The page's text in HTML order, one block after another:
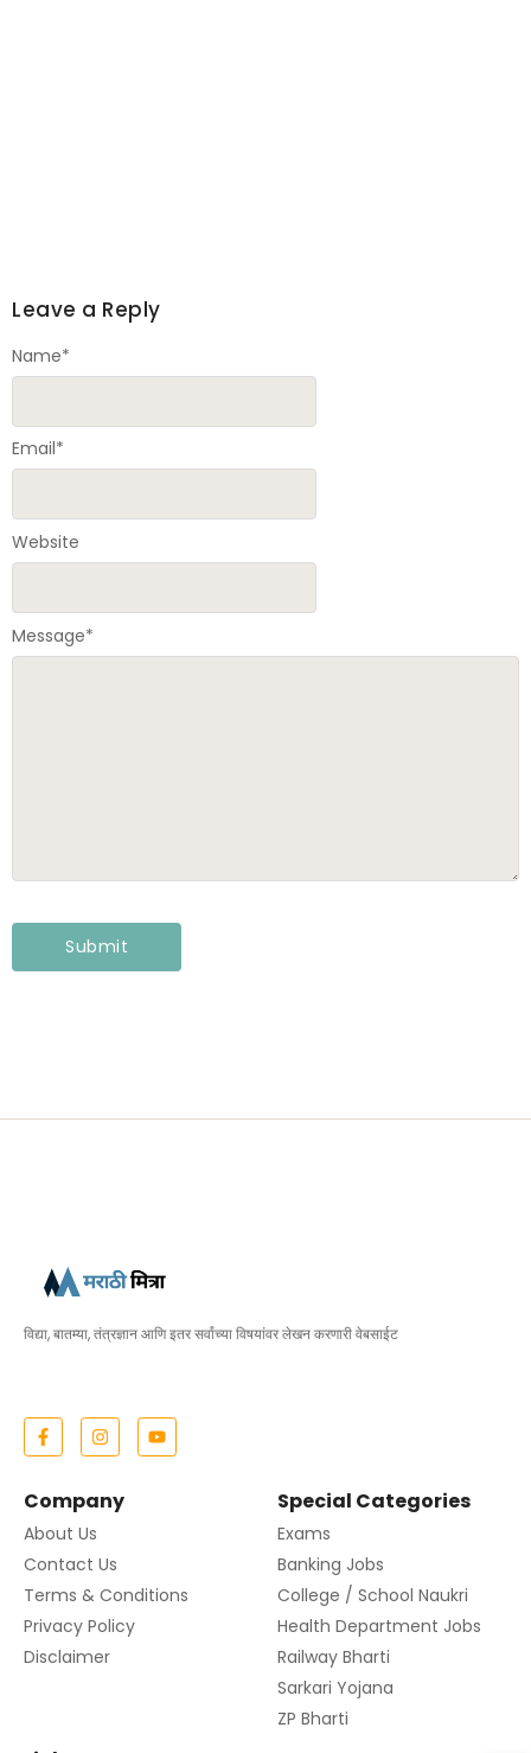
Leave a Reply
Message*
Name*
Email*
Website
विद्या, बातम्या, तंत्रज्ञान आणि इतर सर्वांच्या विषयांवर लेखन करणारी वेबसाईट
Company
About Us
Contact Us
Terms & Conditions
Privacy Policy
Disclaimer
Special Categories
Exams
Banking Jobs
College / School Naukri
Health Department Jobs
Railway Bharti
Sarkari Yojana
ZP Bharti